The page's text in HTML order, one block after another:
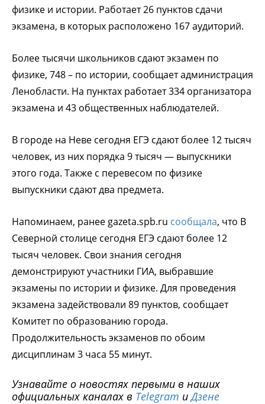
физике и истории. Работает 26 пунктов сдачи
экзамена, в которых расположено 167 аудиторий.
Более тысячи школьников сдают экзамен по
физике, 748 – по истории, сообщает администрация
Ленобласти. На пунктах работает 334 организатора
экзамена и 43 общественных наблюдателей.
В городе на Неве сегодня ЕГЭ сдают более 12 тысяч
человек, из них порядка 9 тысяч — выпускники
этого года. Также с перевесом по физике
выпускники сдают два предмета.
Напоминаем, ранее gazeta.spb.ru сообщала, что В
Северной столице сегодня ЕГЭ сдают более 12
тысяч человек. Свои знания сегодня
демонстрируют участники ГИА, выбравшие
экзамены по истории и физике. Для проведения
экзамена задействовали 89 пунктов, сообщает
Комитет по образованию города.
Продолжительность экзаменов по обоим
дисциплинам 3 часа 55 минут.
Узнавайте о новостях первыми в наших
официальных каналах в Telegram иДзене